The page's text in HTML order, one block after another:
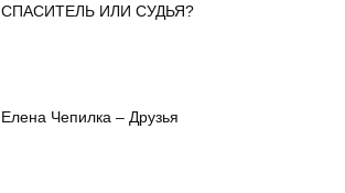
СПАСИТЕЛЬ ИЛИ СУДЬЯ?
Елена Чепилка – Друзья